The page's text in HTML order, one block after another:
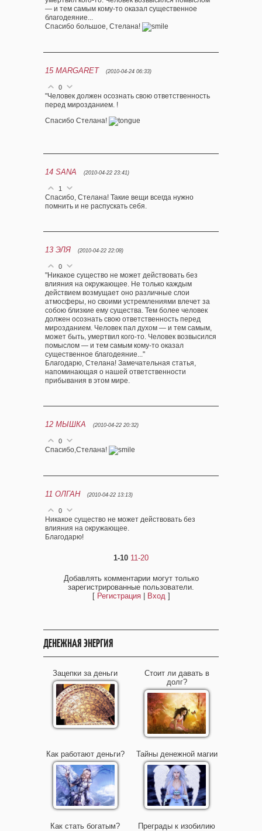
— и тем самым кому-то оказал существенное
благодеяние...
Спасибо большое, Стелана!
15 MARGARET (2010-04-24 06:33)
0
"Человек должен осознать свою ответственность
перед мирозданием. !
Спасибо Стелана!
14 SANA (2010-04-22 23:41)
1
Спасибо, Стелана! Такие вещи всегда нужно
помнить и не распускать себя.
13 ЭЛЯ (2010-04-22 22:08)
0
"Никакое существо не может действовать без
влияния на окружающее. Не только каждым
действием возмущает оно различные слои
атмосферы, но своими устремлениями влечет за
собою близкие ему существа. Тем более человек
должен осознать свою ответственность перед
мирозданием. Человек пал духом — и тем самым,
может быть, умертвил кого-то. Человек возвысился
помыслом — и тем самым кому-то оказал
существенное благодеяние..."
Благодарю, Стелана! Замечательная статья,
напоминающая о нашей ответственности
прибывания в этом мире.
12 МЫШКА (2010-04-22 20:32)
0
Спасибо,Стелана!
11 ОЛГАН (2010-04-22 13:13)
0
Никакое существо не может действовать без
влияния на окружающее.
Благодарю!
1-10 11-20
Добавлять комментарии могут только
зарегистрированные пользователи.
[ Регистрация| Вход]
ДЕНЕЖНАЯ ЭНЕРГИЯ
Зацепки за деньги
Стоит ли давать в
долг?
Как работают деньги? Тайны денежной магии
Как стать богатым? Преграды к изобилию